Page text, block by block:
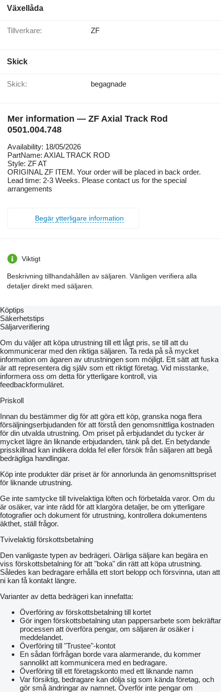
Växellåda
Tillverkare: ZF
Skick
Skick: begagnade
Mer information — ZF Axial Track Rod
0501.004.748
Availability: 18/05/2026
PartName: AXIAL TRACK ROD
Style: ZF AT
ORIGINAL ZF ITEM. Your order will be placed in back order.
Lead time: 2-3 Weeks. Please contact us for the special
arrangements
Begär ytterligare information
Viktigt
Beskrivning tillhandahållen av säljaren. Vänligen verifiera alla
detaljer direkt med säljaren.
Köptips
Säkerhetstips
Säljarverifiering
Om du väljer att köpa utrustning till ett lågt pris, se till att du
kommunicerar med den riktiga säljaren. Ta reda på så mycket
information om ägaren av utrustningen som möjligt. Ett sätt att fuska
är att representera dig själv som ett riktigt företag. Vid misstanke,
informera oss om detta för ytterligare kontroll, via
feedbackformuläret.
Priskoll
Innan du bestämmer dig för att göra ett köp, granska noga flera
försäljningserbjudanden för att förstå den genomsnittliga kostnaden
för din utvalda utrustning. Om priset på erbjudandet du tycker är
mycket lägre än liknande erbjudanden, tänk på det. En betydande
prisskillnad kan indikera dolda fel eller försök från säljaren att begå
bedrägliga handlingar.
Köp inte produkter där priset är för annorlunda än genomsnittspriset
för liknande utrustning.
Ge inte samtycke till tvivelaktiga löften och förbetalda varor. Om du
är osäker, var inte rädd för att klargöra detaljer, be om ytterligare
fotografier och dokument för utrustning, kontrollera dokumentens
äkthet, ställ frågor.
Tvivelaktig förskottsbetalning
Den vanligaste typen av bedrägeri. Oärliga säljare kan begära en
viss förskottsbetalning för att "boka" din rätt att köpa utrustning.
Således kan bedragare erhålla ett stort belopp och försvinna, utan att
ni kan få kontakt längre.
Varianter av detta bedrägeri kan innefatta:
Överföring av förskottsbetalning till kortet
Gör ingen förskottsbetalning utan pappersarbete som bekräftar
processen att överföra pengar, om säljaren är osäker i
meddelandet.
Överföring till "Trustee"-kontot
En sådan förfrågan borde vara alarmerande, du kommer
sannolikt att kommunicera med en bedragare.
Överföring till ett företagskonto med ett liknande namn
Var försiktig, bedragare kan dölja sig som kända företag, och
gör små ändringar av namnet. Överför inte pengar om